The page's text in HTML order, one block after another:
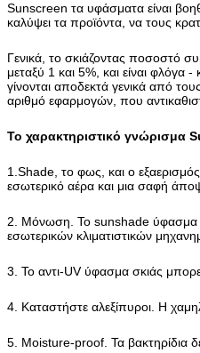
Sunscreen τα υφάσματα είναι
καλύψει τα προϊόντα, να τους
Γενικά, το σκιάζοντας ποσοστό
μεταξύ 1 και 5%, και είναι
γίνονται αποδεκτά γενικά από
αριθμό εφαρμογών, που
Το χαρακτηριστικό γνώρισμα
1.Shade, το φως, και ο εξαερισμός
εσωτερικό αέρα και μια σαφή
2. Μόνωση. Το sunshade ύφασμα
εσωτερικών κλιματιστικών
3. Το αντι-UV ύφασμα σκιάς
4. Καταστήστε αλεξίπυροι. Η
5. Moisture-proof. Τα βακτηρίδια